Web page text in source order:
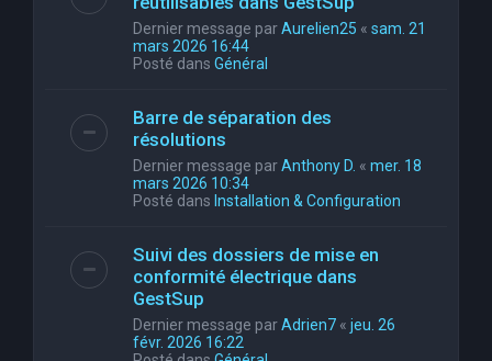
Dernier message parAurelien25 « sam. 21
mars 2026 16:44
Posté dans Général
Barre de séparation des
résolutions
Dernier message parAnthony D. « mer. 18
mars 2026 10:34
Posté dans Installation & Configuration
Suivi des dossiers de mise en
conformité électrique dans
GestSup
Dernier message parAdrien7 « jeu. 26
févr. 2026 16:22